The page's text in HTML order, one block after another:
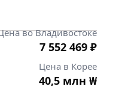
во Владивостоке
7 552 469 ₽
Цена в Корее
40,5 млн ₩